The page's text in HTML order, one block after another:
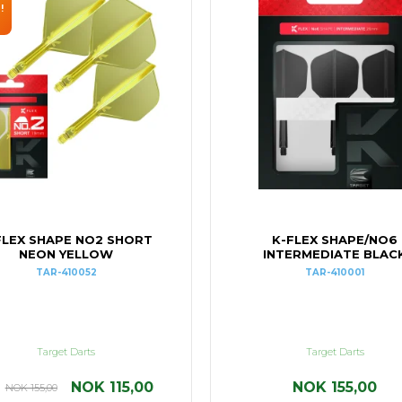
SHAPE NO2 SHORT
NEON YELLOW
TAR-410052
Target Darts
NOK 155,00 NOK 115,00
K-FLEX SHAPE/NO6
INTERMEDIATE
TAR-410001
Target Darts
NOK 155,00